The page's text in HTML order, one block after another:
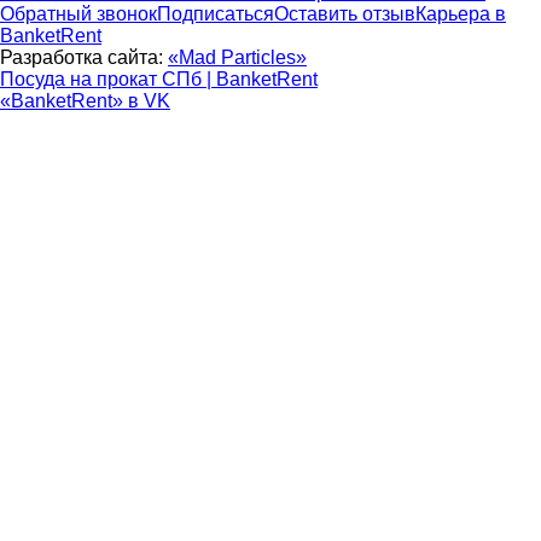
Обратный звонокПодписатьсяОставить отзывКарьера в
BanketRent
Разработка сайта: «Mad Particles»
Посуда на прокат СПб | BanketRent
«BanketRent» в VK